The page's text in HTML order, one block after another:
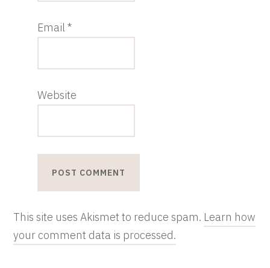
Email*
Website
This site uses Akismet to reduce spam. Learn how
your comment data is processed.